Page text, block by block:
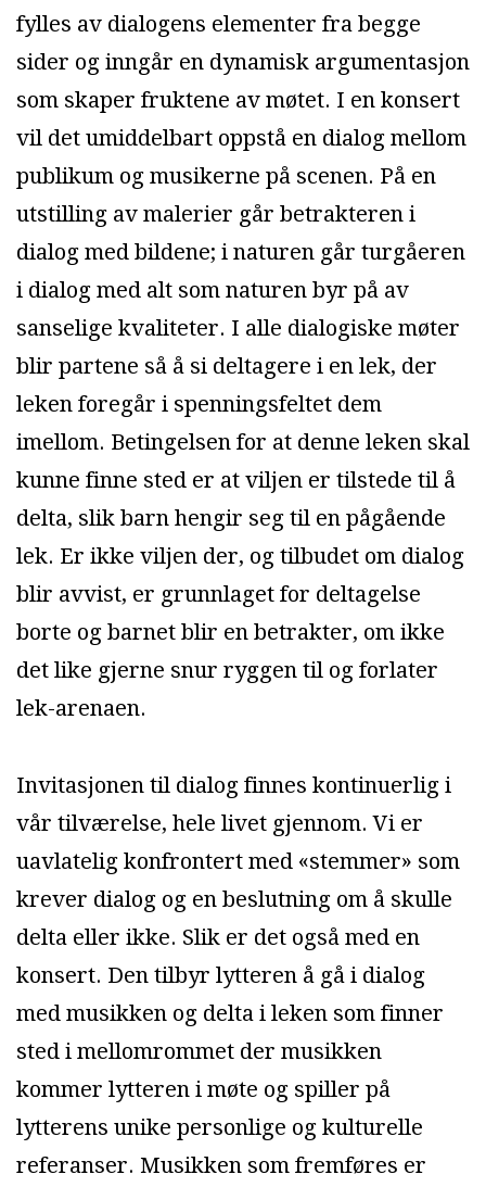
fylles av dialogens elementer fra begge
sider og inngår en dynamisk argumentasjon
som skaper fruktene av møtet. I en konsert
vil det umiddelbart oppstå en dialog mellom
publikum og musikerne på scenen. På en
utstilling av malerier går betrakteren i
dialog med bildene; i naturen går turgåeren
i dialog med alt som naturen byr på av
sanselige kvaliteter. I alle dialogiske møter
blir partene så å si deltagere i en lek, der
leken foregår i spenningsfeltet dem
imellom. Betingelsen for at denne leken skal
kunne finne sted er at viljen er tilstede til å
delta, slik barn hengir seg til en pågående
lek. Er ikke viljen der, og tilbudet om dialog
blir avvist, er grunnlaget for deltagelse
borte og barnet blir en betrakter, om ikke
det like gjerne snur ryggen til og forlater
lek-arenaen.
Invitasjonen til dialog finnes kontinuerlig i
vår tilværelse, hele livet gjennom. Vi er
uavlatelig konfrontert med «stemmer» som
krever dialog og en beslutning om å skulle
delta eller ikke. Slik er det også med en
konsert. Den tilbyr lytteren å gå i dialog
med musikken og delta i leken som finner
sted i mellomrommet der musikken
kommer lytteren i møte og spiller på
lytterens unike personlige og kulturelle
referanser. Musikken som fremføres er